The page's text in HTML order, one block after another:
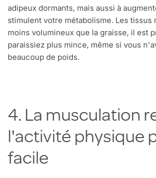
adipeux dormants, mais aussi à
stimulent votre métabolisme. Les tissus
moins volumineux que la graisse, il est
paraissiez plus mince, même si vous
beaucoup de poids.
4. La musculation
l'activité physique
facile